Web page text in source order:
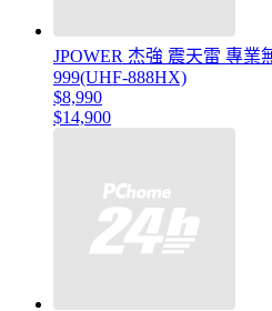
JPOWER 杰強 震天雷 專業
999(UHF-888HX)
$8,990
$14,900